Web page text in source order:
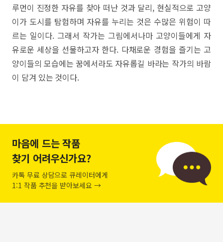
루먼이 진정한 자유를 찾아 떠난 것과 달리, 현실적으로 고양
이가 도시를 탐험하며 자유를 누리는 것은 수많은 위험이 따
르는 일이다. 그래서 작가는 그림에서나마 고양이들에게 자
유로운 세상을 선물하고자 한다. 다채로운 경험을 즐기는 고
양이들의 모습에는 꿈에서라도 자유롭길 바라는 작가의 바람
이 담겨 있는 것이다.
마음에 드는 작품
찾기 어려우신가요?
카톡 무료 상담으로 큐레이터에게
1:1 작품 추천을 받아보세요 →